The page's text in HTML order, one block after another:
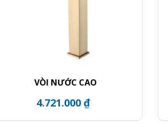
VÒI NƯỚC CAO
4.721.000 ₫